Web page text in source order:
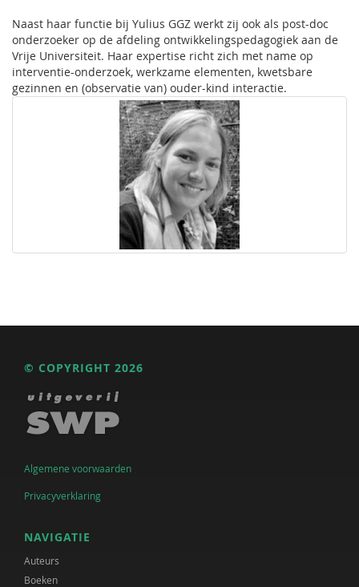
Naast haar functie bij Yulius GGZ werkt zij ook als post-doc
onderzoeker op de afdeling ontwikkelingspedagogiek aan de
Vrije Universiteit. Haar expertise richt zich met name op
interventie-onderzoek, werkzame elementen, kwetsbare
gezinnen en (observatie van) ouder-kind interactie.
© COPYRIGHT 2026
Algemene voorwaarden
Privacyverklaring
NAVIGATIE
Auteurs
Boeken